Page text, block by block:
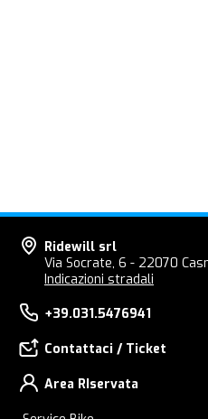
Ridewill srl
Via Socrate, 6 - 22070
Indicazioni stradali
+39.031.5476941
Contattaci / Ticket
Area RIservata